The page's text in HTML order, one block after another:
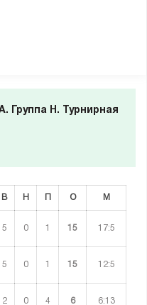
Группа H. Турнирная
В Н О М
5 0 1 15 17:5
5 0 1 15 12:5
2 0 4 6 6:13